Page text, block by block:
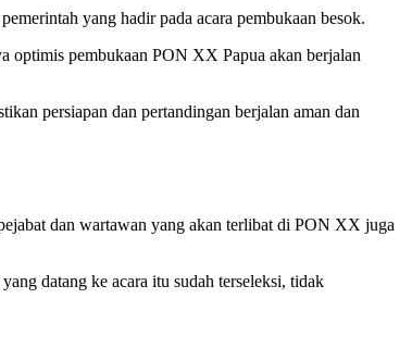
yang hadir pada acara pembukaan besok.
optimis pembukaan PON XX Papua akan berjalan
persiapan dan pertandingan berjalan aman dan
dan wartawan yang akan terlibat di PON XX juga
datang ke acara itu sudah terseleksi, tidak